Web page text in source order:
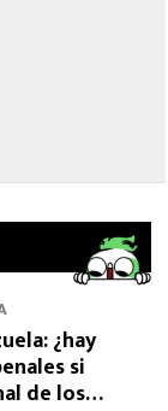
¿hay
si
de los